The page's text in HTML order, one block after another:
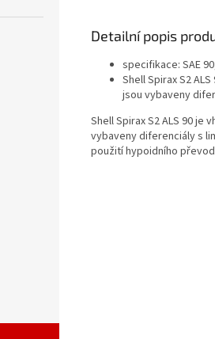
Detailní popis
specifikace: SAE
Shell Spirax S2
jsou vybaveny
Shell Spirax S2 ALS 90
vybaveny diferenciály s
použití hypoidního